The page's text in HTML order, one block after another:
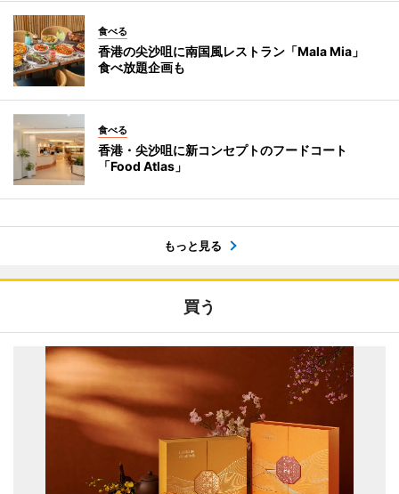
食べる
香港の尖沙咀に南国風レストラン「Mala Mia」
食べ放題企画も
食べる
香港・尖沙咀に新コンセプトのフードコート
「Food Atlas」
もっと見る
買う